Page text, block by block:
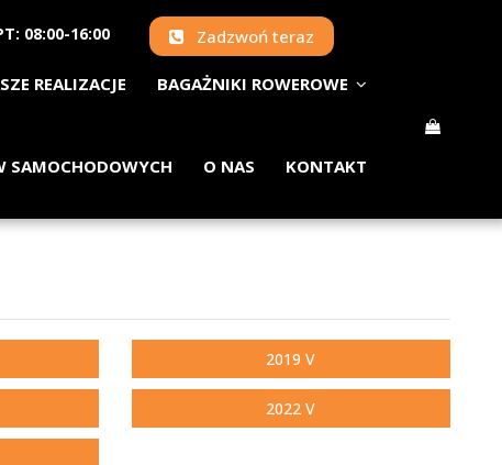
08:00-16:00 Zadzwoń teraz
REALIZACJE BAGAŻNIKI ROWEROWE
SAMOCHODOWYCH O NAS KONTAKT
2019 V
2022 V